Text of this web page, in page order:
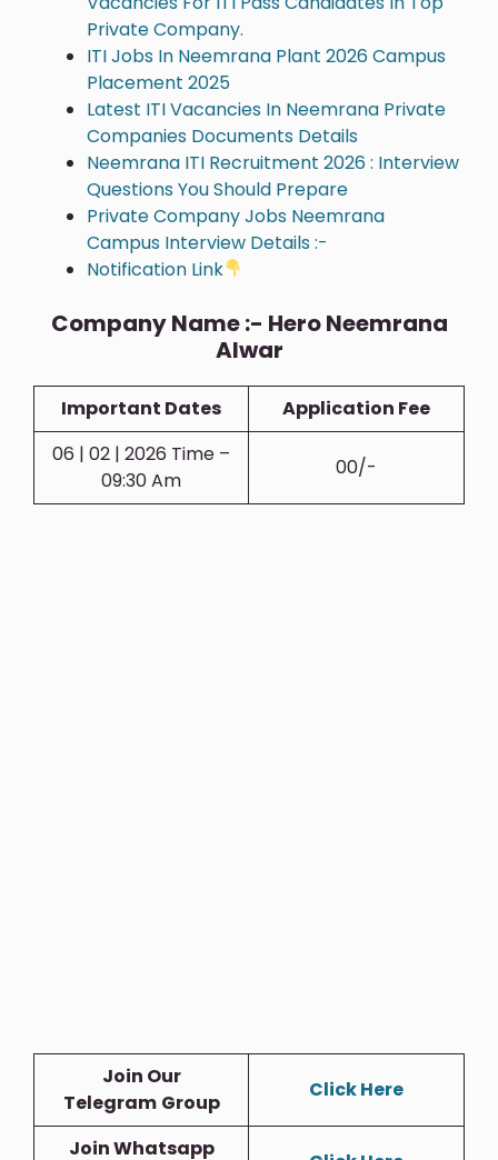
Private Company.
ITI Jobs In Neemrana Plant 2026 Campus
Placement 2025
Latest ITI Vacancies In Neemrana Private
Companies Documents Details
Neemrana ITI Recruitment 2026 : Interview
Questions You Should Prepare
Private Company Jobs Neemrana
Campus Interview Details :-
Notification Link
Company Name :- Hero Neemrana
Alwar
Important Dates
Application Fee
06 | 02 | 2026 Time –
09:30 Am
00/-
Join Our
Telegram Group
Click Here
Join Whatsapp